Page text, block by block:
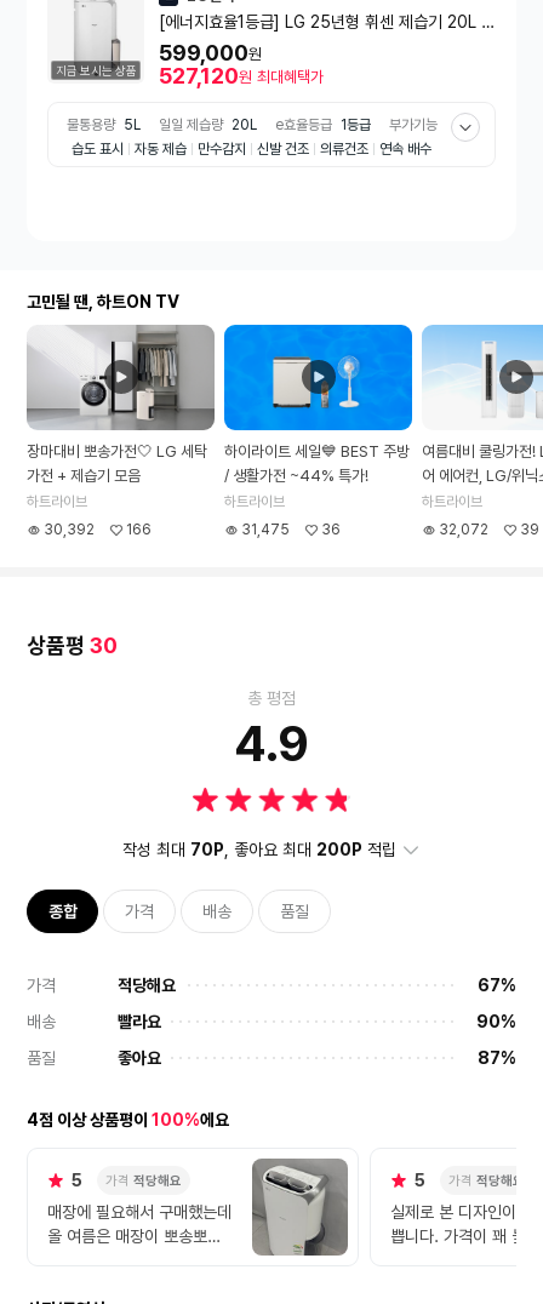
지금 보시는 상품
[에너지효율1등급] LG 25년형 휘센 제습기 20L D
Q205PSVA
599,000원
527,120원 최대혜택가
물통용량 5L 일일 제습량 20L e효율등급 1등급
부가기능
습도 표시
자동 제습 만수감지 신발 건조 의류건조
연속 배수
고민될 땐, 하트ON TV
장마대비 뽀송가전🤍 LG 세탁
가전 + 제습기 모음
하트라이브
30,392
166
하이라이트 세일💙 BEST 주방
/ 생활가전 ~44% 특가!
하트라이브
31,475
36
여름대비 쿨링가전!
어 에어컨, LG/위닉
특집
하트라이브
32,072
39
상품평 30
총 평점
4.9
작성 최대 70P , 좋아요 최대 200P 적립
종합 가격 배송 품질
가격 적당해요
67%
배송
빨라요
90%
품질
좋아요 87%
4점 이상 상품평이 100%에요
5 가격 적당해요
매장에 필요해서 구매했는데
올 여름은 매장이 뽀송뽀송
5 가격 적당해요
실제로 본 디자인이 훨
쁩니다. 가격이 꽤 높